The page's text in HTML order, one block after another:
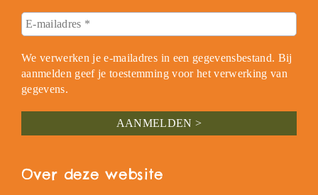
We verwerken je e-mailadres in een gegevensbestand. Bij
aanmelden geef je toestemming voor het verwerking van
gegevens.
Over deze website